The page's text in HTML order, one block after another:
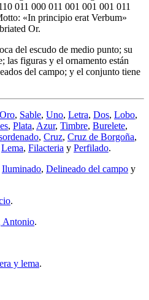
011 000 011 001 001 001 011
«In principio erat Verbum»
Or.
del escudo de medio punto; su
las figuras y el ornamento están
del campo; y el conjunto tiene
Oro, Sable, Uno, Letra, Dos, Lobo,
, Plata, Azur, Timbre, Burelete,
, Cruz, Cruz de Borgoña,
Lema, Filacteria y Perfilado.
Iluminado, Delineado del campo y
.
Antonio.
y lema.